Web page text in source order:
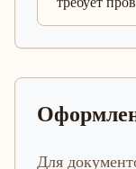
Для